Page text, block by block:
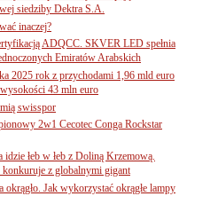
siedziby Dektra S.A.
inaczej?
ADQCC. SKVER LED spełnia
Emiratów Arabskich
2025 rok z przychodami 1,96 mld euro
43 mln euro
swisspor
2w1 Cecotec Conga Rockstar
idzie łeb w łeb z Doliną Krzemową.
z globalnymi gigant
okrągło. Jak wykorzystać okrągłe lampy